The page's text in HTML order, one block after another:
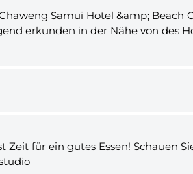
Samui Hotel &amp;
erkunden in der Nähe von des
Zeit für ein gutes Essen! Schauen